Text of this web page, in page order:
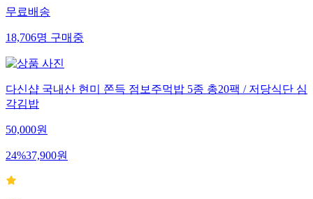
무료배송
18,706명 구매중
다신샵 국내산 현미 쫀득 점보주먹밥 5종 총20팩 / 저당식단 심
각김밥
50,000원
24%37,900원